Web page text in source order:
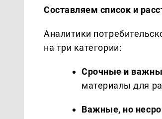
Составляем список и
Аналитики
на три категории:
Срочные и
материалы для
Важные, но